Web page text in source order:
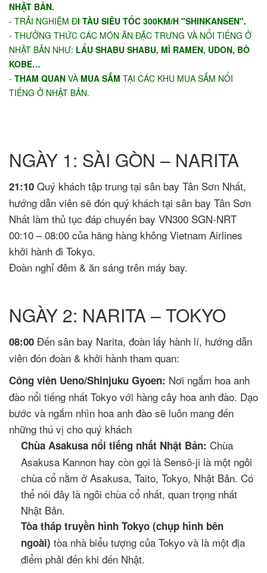
NHẬT BẢN.
- TRẢI NGHIỆM ĐI TÀU SIÊU TỐC 300KM/H "SHINKANSEN".
- THƯỞNG THỨC CÁC MÓN ĂN ĐẶC TRƯNG VÀ NỔI TIẾNG Ở
NHẬT BẢN NHƯ: LẨU SHABU SHABU, MÌ RAMEN, UDON, BÒ
KOBE…
- THAM QUAN VÀ MUA SẮM TẠI CÁC KHU MUA SẮM NỔI
TIẾNG Ở NHẬT BẢN.
NGÀY 1: SÀI GÒN – NARITA
21:10 Quý khách tập trung tại sân bay Tân Sơn Nhất,
hướng dẫn viên sẽ đón quý khách tại sân bay Tân Sơn
Nhất làm thủ tục đáp chuyến bay VN300 SGN-NRT
00:10 – 08:00 của hãng hàng không Vietnam Airlines
khởi hành đi Tokyo.
Đoàn nghỉ đêm & ăn sáng trên máy bay.
NGÀY 2: NARITA – TOKYO
08:00 Đến sân bay Narita, đoàn lấy hành lí, hướng dẫn
viên đón đoàn & khởi hành tham quan:
Công viên Ueno/Shinjuku Gyoen: Nơi ngắm hoa anh
đào nổi tiếng nhất Tokyo với hàng cây hoa anh đào. Dạo
bước và ngắm nhìn hoa anh đào sẽ luôn mang đến
những thú vị cho quý khách
Chùa Asakusa nổi tiếng nhất Nhật Bản: Chùa
Asakusa Kannon hay còn gọi là Sensō-ji là một ngôi
chùa cổ nằm ở Asakusa, Taito, Tokyo, Nhật Bản. Có
thể nói đây là ngôi chùa cổ nhất, quan trọng nhất
Nhật Bản.
Tòa tháp truyền hình Tokyo (chụp hình bên
ngoài) tòa nhà biểu tượng của Tokyo và là một địa
điểm phải đến khi đến Nhật.